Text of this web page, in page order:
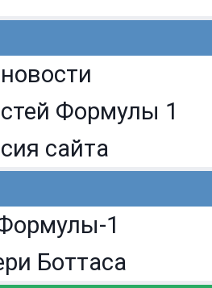
Формулы 1
сайта
1
Боттаса